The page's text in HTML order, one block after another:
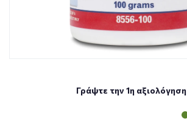
Γράψτε την 1η αξιολόγηση